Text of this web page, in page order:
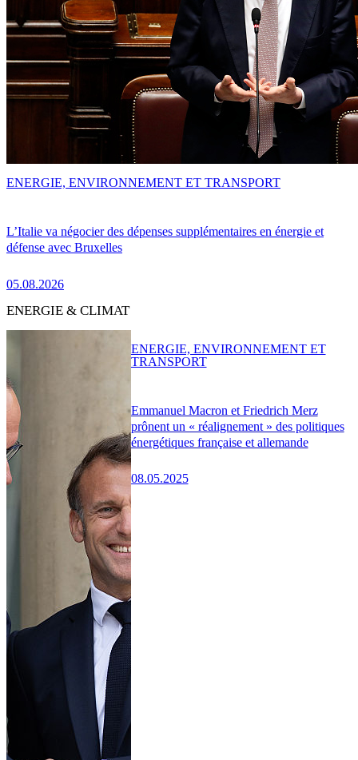
L’Italie va négocier des dépenses supplémentaires en énergie et
défense avec Bruxelles
05.08.2026
ENERGIE, ENVIRONNEMENT ET TRANSPORT
ENERGIE & CLIMAT
Emmanuel Macron et Friedrich Merz
prônent un « réalignement » des politiques
énergétiques française et allemande
08.05.2025
ENERGIE, ENVIRONNEMENT ET
TRANSPORT